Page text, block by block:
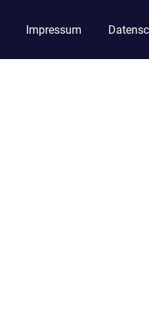
Impressum